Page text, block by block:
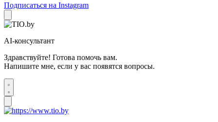
Подписаться на Instagram
AI-консультант
Здравствуйте! Готова помочь вам.
Напишите мне, если у вас появятся вопросы.